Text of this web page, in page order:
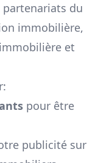
du
immobilière,
et
pour être
publicité sur